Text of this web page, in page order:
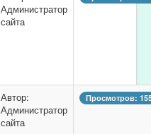
Администратор
сайта
Автор:
Администратор
сайта
Просмотров: